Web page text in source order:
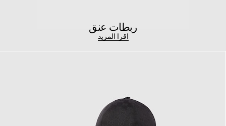
ربطات عنق
اقرأ المزيد